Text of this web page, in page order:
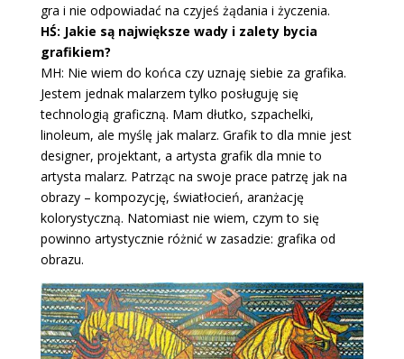
gra i nie odpowiadać na czyjeś żądania i życzenia.
HŚ: Jakie są największe wady i zalety bycia
grafikiem?
MH: Nie wiem do końca czy uznaję siebie za grafika.
Jestem jednak malarzem tylko posługuję się
technologią graficzną. Mam dłutko, szpachelki,
linoleum, ale myślę jak malarz. Grafik to dla mnie jest
designer, projektant, a artysta grafik dla mnie to
artysta malarz. Patrząc na swoje prace patrzę jak na
obrazy – kompozycję, światłocień, aranżację
kolorystyczną. Natomiast nie wiem, czym to się
powinno artystycznie różnić w zasadzie: grafika od
obrazu.